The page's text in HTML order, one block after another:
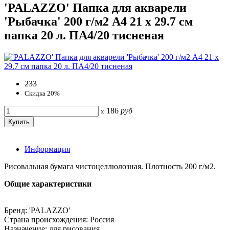
'PALAZZO' Папка для акварели
'Рыбачка' 200 г/м2 A4 21 х 29.7 см
папка 20 л. ПА4/20 тисненая
233
Скидка 20%
x 186 руб
Информация
Рисовальная бумага чистоцеллюлозная. Плотность 200 г/м2.
Общие характеристики
Бренд: 'PALAZZO'
Страна происхождения: Россия